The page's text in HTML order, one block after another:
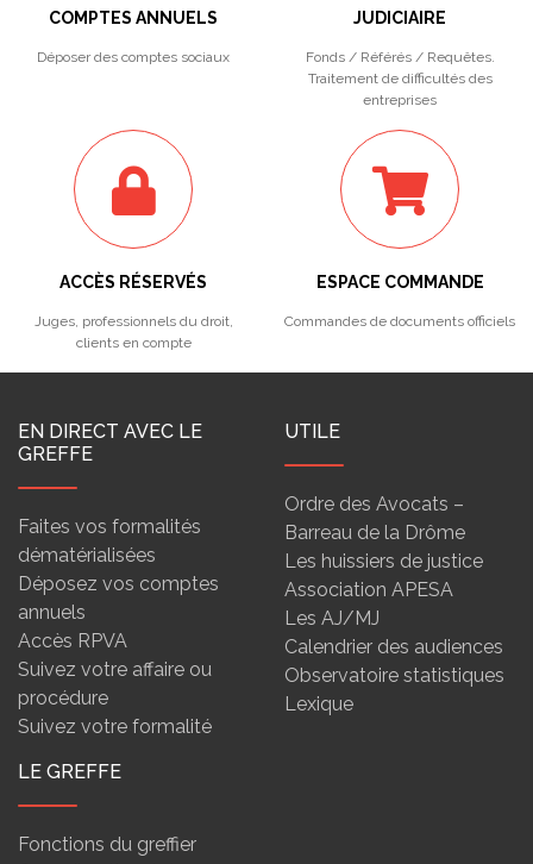
COMPTES ANNUELS
Déposer des comptes sociaux
JUDICIAIRE
Fonds / Référés / Requêtes.
Traitement de difficultés des
entreprises
ACCÈS RÉSERVÉS
Juges, professionnels du droit,
clients en compte
ESPACE COMMANDE
Commandes de documents officiels
EN DIRECT AVEC LE
GREFFE
Faites vos formalités
dématérialisées
Déposez vos comptes
annuels
Accès RPVA
Suivez votre affaire ou
procédure
Suivez votre formalité
UTILE
Ordre des Avocats –
Barreau de la Drôme
Les huissiers de justice
Association APESA
Les AJ/MJ
Calendrier des audiences
Observatoire statistiques
Lexique
LE GREFFE
Fonctions du greffier